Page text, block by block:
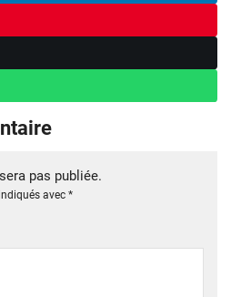
pas publiée.
avec *